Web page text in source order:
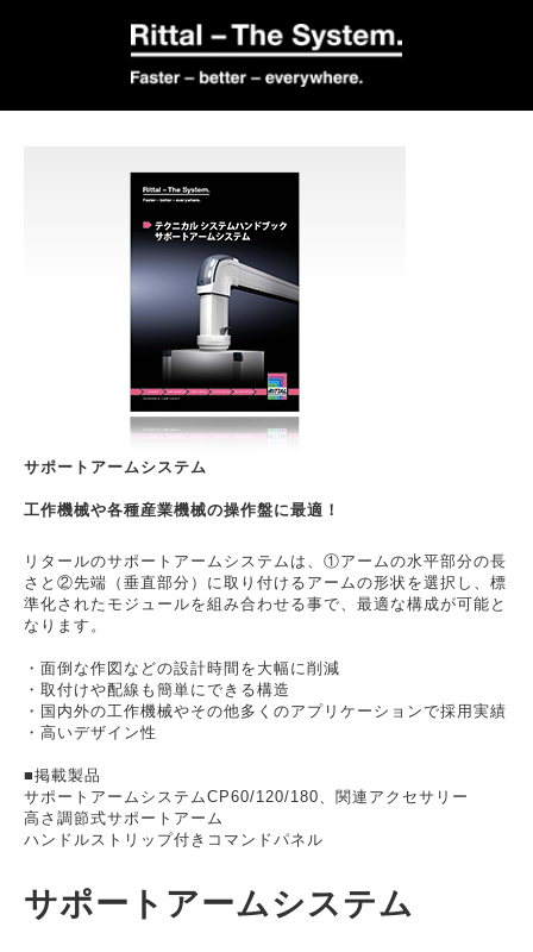
サポートアームシステム
工作機械や各種産業機械の操作盤に最適！
リタールのサポートアームシステムは、①アームの水平部分の長
さと②先端（垂直部分）に取り付けるアームの形状を選択し、標
準化されたモジュールを組み合わせる事で、最適な構成が可能と
なります。
・面倒な作図などの設計時間を大幅に削減
・取付けや配線も簡単にできる構造
・国内外の工作機械やその他多くのアプリケーションで採用実績
・高いデザイン性
■掲載製品
サポートアームシステムCP60/120/180、関連アクセサリー
高さ調節式サポートアーム
ハンドルストリップ付きコマンドパネル
サポートアームシステム